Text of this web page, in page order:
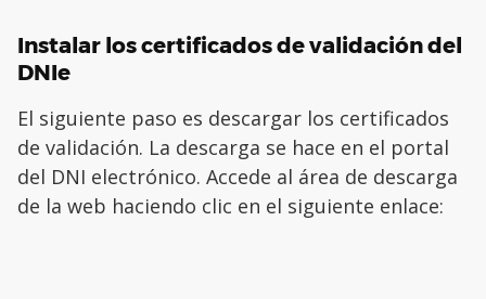
Instalar los certificados de validación del
DNIe
El siguiente paso es descargar los certificados
de validación. La descarga se hace en el portal
del DNI electrónico. Accede al área de descarga
de la web haciendo clic en el siguiente enlace: